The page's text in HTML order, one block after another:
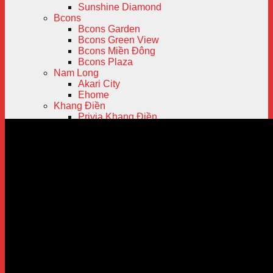
Sunshine Diamond
Bcons
Bcons Garden
Bcons Green View
Bcons Miền Đông
Bcons Plaza
Nam Long
Akari City
Ehome
Khang Điền
Privia Khang Điền